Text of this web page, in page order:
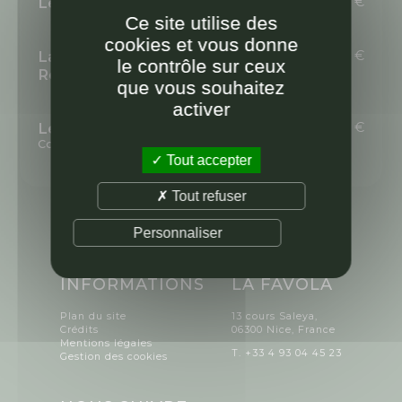
La Tagliata de Bœuf sur son Lit de
Roquette
26,00 €
Le Burger à l'Italienne 29,00 €
Contient du porc
INFORMATIONS
Plan du site
Crédits
Mentions légales
Gestion des cookies
LA FAVOLA
13 cours Saleya,
06300 Nice, France
T. +33 4 93 04 45 23
Ce site utilise des
cookies et vous donne
le contrôle sur ceux
que vous souhaitez
activer
Tout accepter
Tout refuser
Personnaliser